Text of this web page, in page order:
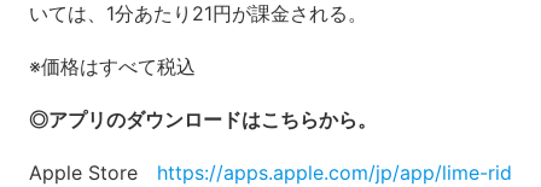
いては、1分あたり21円が課金される。
※価格はすべて税込
◎アプリのダウンロードはこちらから。
Apple Store https://apps.apple.com/jp/app/lime-rid